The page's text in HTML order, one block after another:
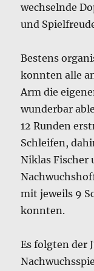
wechselnde
und
Bestens
konnten alle
Arm die
wunderbar
12 Runden
Schleifen,
Niklas Fischer
mit jeweils 9
konnten.
Es folgten der